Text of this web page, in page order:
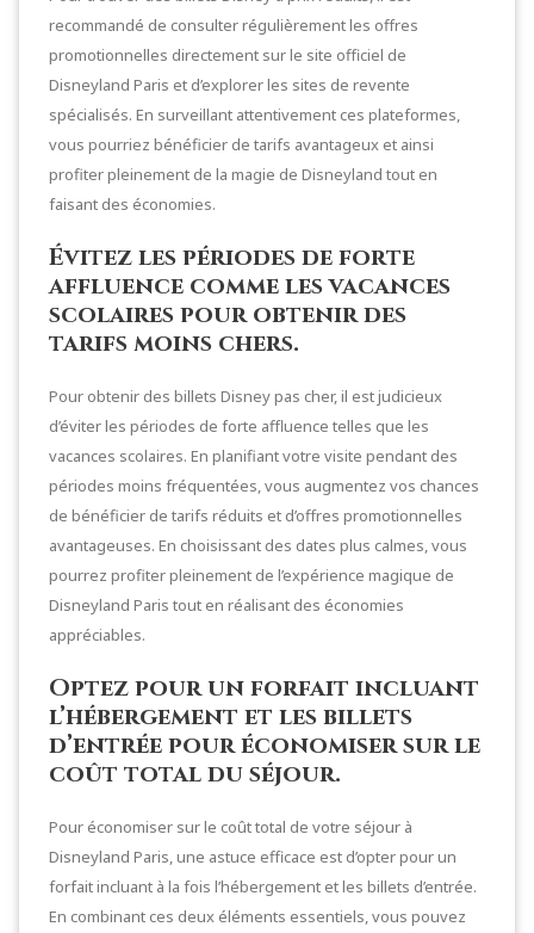
recommandé de consulter régulièrement les offres
promotionnelles directement sur le site officiel de
Disneyland Paris et d’explorer les sites de revente
spécialisés. En surveillant attentivement ces plateformes,
vous pourriez bénéficier de tarifs avantageux et ainsi
profiter pleinement de la magie de Disneyland tout en
faisant des économies.
Évitez les périodes de forte
affluence comme les vacances
scolaires pour obtenir des
tarifs moins chers.
Pour obtenir des billets Disney pas cher, il est judicieux
d’éviter les périodes de forte affluence telles que les
vacances scolaires. En planifiant votre visite pendant des
périodes moins fréquentées, vous augmentez vos chances
de bénéficier de tarifs réduits et d’offres promotionnelles
avantageuses. En choisissant des dates plus calmes, vous
pourrez profiter pleinement de l’expérience magique de
Disneyland Paris tout en réalisant des économies
appréciables.
Optez pour un forfait incluant
l’hébergement et les billets
d’entrée pour économiser sur le
coût total du séjour.
Pour économiser sur le coût total de votre séjour à
Disneyland Paris, une astuce efficace est d’opter pour un
forfait incluant à la fois l’hébergement et les billets d’entrée.
En combinant ces deux éléments essentiels, vous pouvez